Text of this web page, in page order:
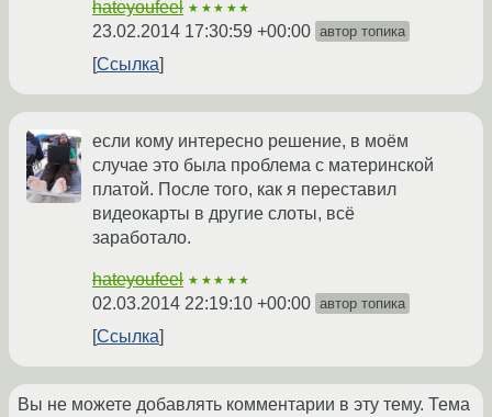
hateyoufeel ★★★★★
23.02.2014 17:30:59 +00:00 автор топика
Ссылка
если кому интересно решение, в моём
случае это была проблема с материнской
платой. После того, как я переставил
видеокарты в другие слоты, всё
заработало.
hateyoufeel ★★★★★
02.03.2014 22:19:10 +00:00 автор топика
Ссылка
Вы не можете добавлять комментарии в эту тему. Тема